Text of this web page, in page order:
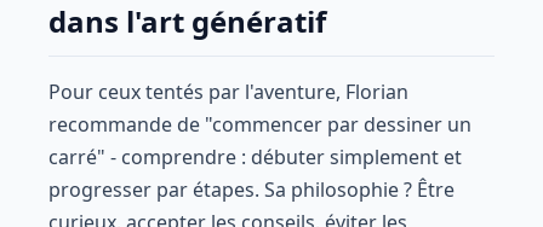
dans l'art génératif
Pour ceux tentés par l'aventure, Florian
recommande de "commencer par dessiner un
carré" - comprendre : débuter simplement et
progresser par étapes. Sa philosophie ? Être